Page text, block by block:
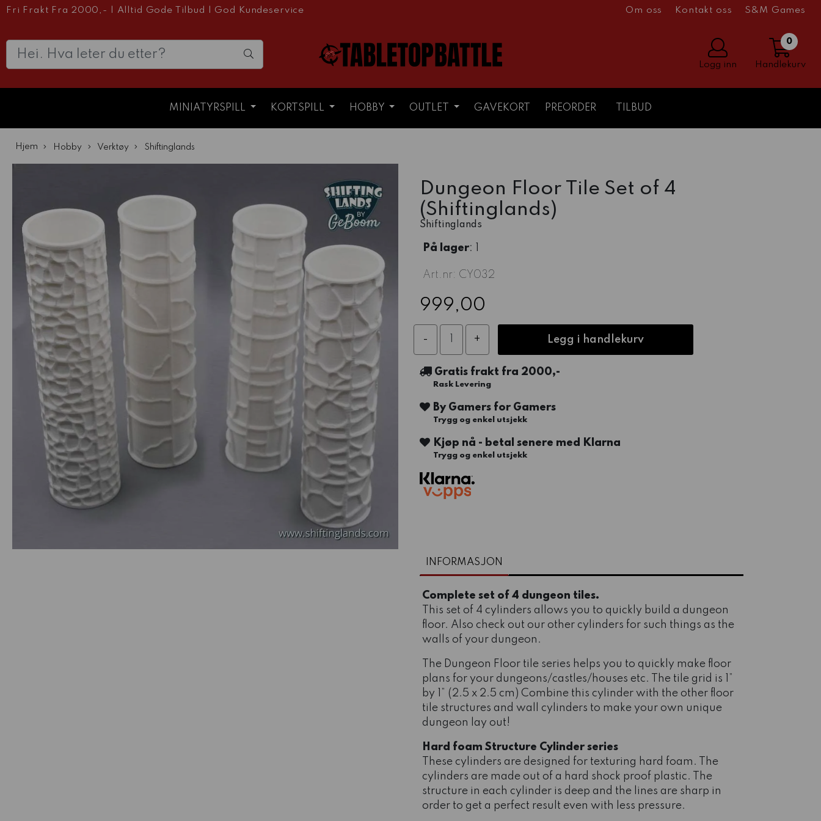
Fri Frakt Fra 2000,- Alltid Gode Tilbud God Kundeservice Om oss Kontakt oss S&M Games
Logg inn
0
Handlekurv
MINIATYRSPILL KORTSPILL HOBBY OUTLET GAVEKORT PREORDER TILBUD
Hjem Hobby Verktøy Shiftinglands
Dungeon Floor Tile Set of 4
(Shiftinglands)
Shiftinglands
På lager: 1
Art.nr: CY032
999,00
Legg i handlekurv
Gratis frakt fra 2000,-
Rask Levering
By Gamers for Gamers
Trygg og enkel utsjekk
Kjøp nå - betal senere med Klarna
Trygg og enkel utsjekk
INFORMASJON
Complete set of 4 dungeon tiles.
This set of 4 cylinders allows you to quickly build a dungeon
floor. Also check out our other cylinders for such things as the
walls of your dungeon.
The Dungeon Floor tile series helps you to quickly make floor
plans for your dungeons/castles/houses etc. The tile grid is 1”
by 1” (2.5 x 2.5 cm) Combine this cylinder with the other floor
tile structures and wall cylinders to make your own unique
dungeon lay out!
Hard foam Structure Cylinder series
These cylinders are designed for texturing hard foam. The
cylinders are made out of a hard shock proof plastic. The
structure in each cylinder is deep and the lines are sharp in
order to get a perfect result even with less pressure.